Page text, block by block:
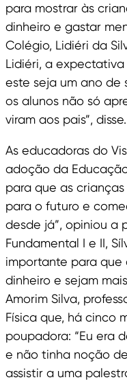
para mostrar às
dinheiro e gastar
Colégio, Lidiéri da
Lidiéri, a expectativa
este seja um ano de
os alunos não só
viram aos pais”, disse.
As educadoras do
adoção da
para que as
para o futuro e
desde já”, opiniou a
Fundamental I e II,
importante para que
dinheiro e sejam
Amorim Silva,
Física que, há cinco
poupadora: “Eu era
e não tinha noção
assistir a uma